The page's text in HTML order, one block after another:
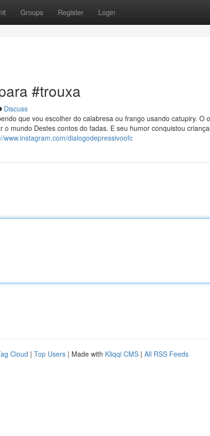
Groups Register Login
#trouxa
Discuss
que vou escolher do calabresa ou frango usando catupiry. O
mundo Destes contos do fadas. E seu humor conquistou
www.instagram.com/dialogodepressivoofc
Cloud | Top Users | Made with Kliqqi CMS | All RSS Feeds